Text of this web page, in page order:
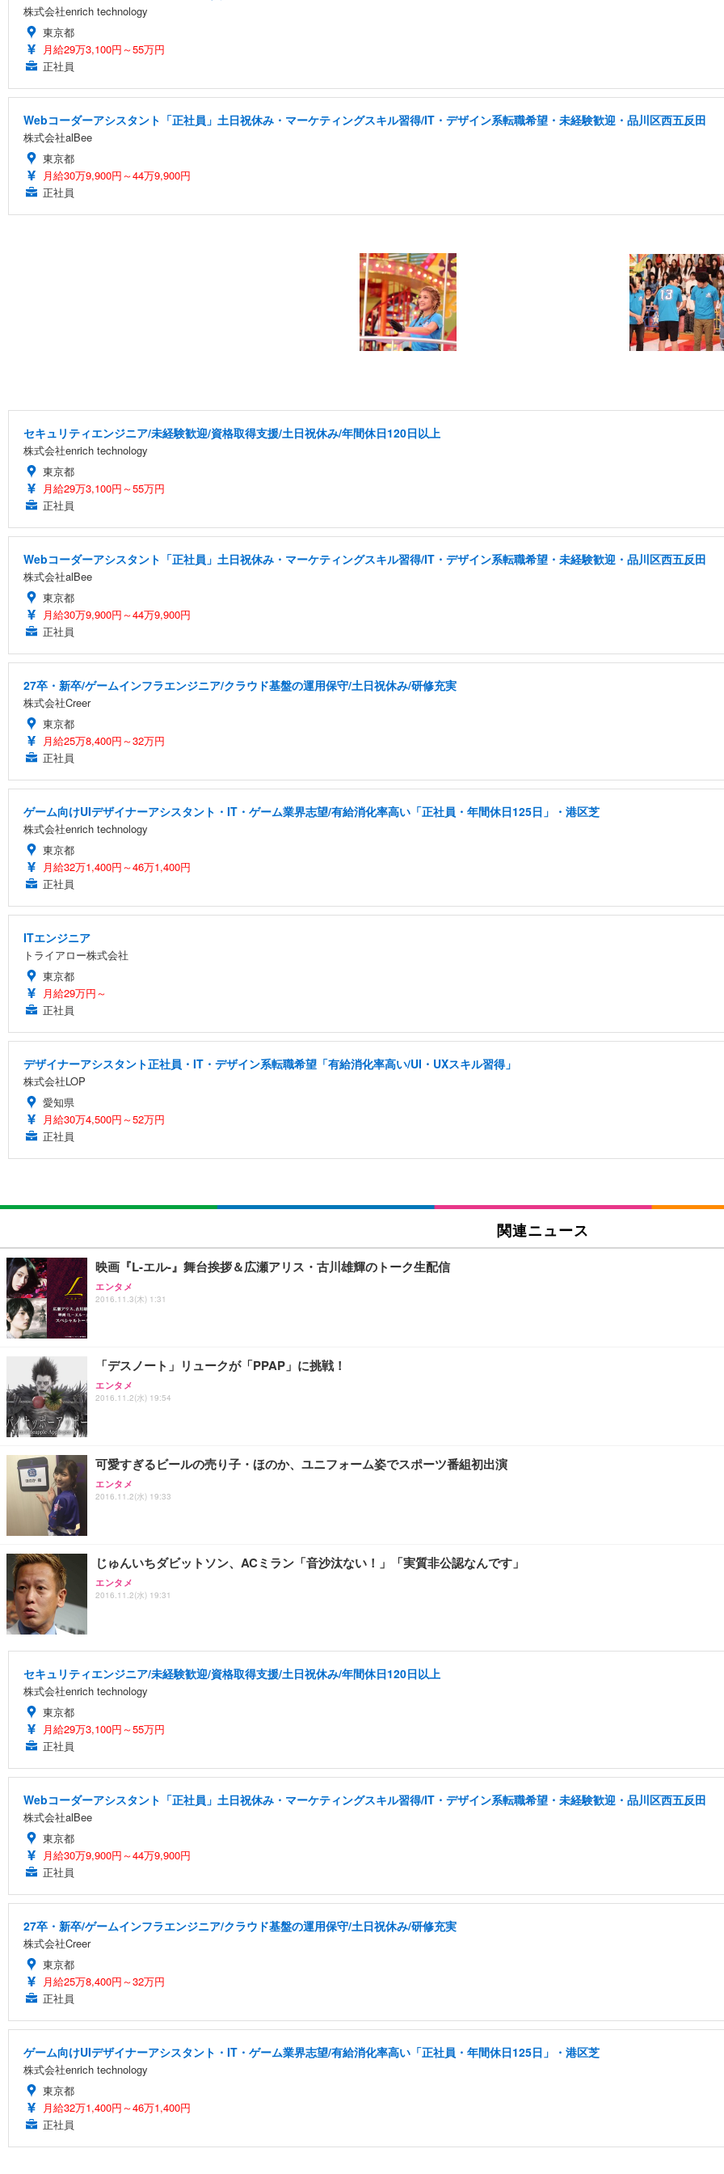
株式会社enrich technology
東京都
月給29万3,100円～55万円
正社員
Webコーダーアシスタント「正社員」土日祝休み・マーケティングスキル習得/IT・デザイン系転職希望・未経験歓迎・品川区西五反田
株式会社alBee
東京都
月給30万9,900円～44万9,900円
正社員
セキュリティエンジニア/未経験歓迎/資格取得支援/土日祝休み/年間休日120日以上
株式会社enrich technology
東京都
月給29万3,100円～55万円
正社員
Webコーダーアシスタント「正社員」土日祝休み・マーケティングスキル習得/IT・デザイン系転職希望・未経験歓迎・品川区西五反田
株式会社alBee
東京都
月給30万9,900円～44万9,900円
正社員
27卒・新卒/ゲームインフラエンジニア/クラウド基盤の運用保守/土日祝休み/研修充実
株式会社Creer
東京都
月給25万8,400円～32万円
正社員
ゲーム向けUIデザイナーアシスタント・IT・ゲーム業界志望/有給消化率高い「正社員・年間休日125日」・港区芝
株式会社enrich technology
東京都
月給32万1,400円～46万1,400円
正社員
ITエンジニア
トライアロー株式会社
東京都
月給29万円～
正社員
デザイナーアシスタント正社員・IT・デザイン系転職希望「有給消化率高い/UI・UXスキル習得」
株式会社LOP
愛知県
月給30万4,500円～52万円
正社員
関連ニュース
映画『L-エル-』舞台挨拶＆広瀬アリス・古川雄輝のトーク生配信
エンタメ
2016.11.3(木) 1:31
「デスノート」リュークが「PPAP」に挑戦！
エンタメ
2016.11.2(水) 19:54
可愛すぎるビールの売り子・ほのか、ユニフォーム姿でスポーツ番組初出演
エンタメ
2016.11.2(水) 19:33
じゅんいちダビットソン、ACミラン「音沙汰ない！」「実質非公認なんです」
エンタメ
2016.11.2(水) 19:31
セキュリティエンジニア/未経験歓迎/資格取得支援/土日祝休み/年間休日120日以上
株式会社enrich technology
東京都
月給29万3,100円～55万円
正社員
Webコーダーアシスタント「正社員」土日祝休み・マーケティングスキル習得/IT・デザイン系転職希望・未経験歓迎・品川区西五反田
株式会社alBee
東京都
月給30万9,900円～44万9,900円
正社員
27卒・新卒/ゲームインフラエンジニア/クラウド基盤の運用保守/土日祝休み/研修充実
株式会社Creer
東京都
月給25万8,400円～32万円
正社員
ゲーム向けUIデザイナーアシスタント・IT・ゲーム業界志望/有給消化率高い「正社員・年間休日125日」・港区芝
株式会社enrich technology
東京都
月給32万1,400円～46万1,400円
正社員